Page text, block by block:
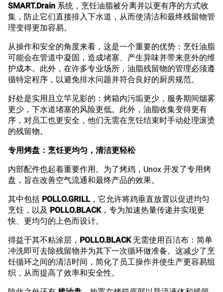
SMART.Drain 系统，烹饪油脂被分离并以更有序的方式收
集，防止它们直接排入下水道，从而使清洁和最终残留物管
理变得更加容易。
从操作和安全的角度来看，这是一个重要的优势：烹饪油脂
可能会在管道中凝固，造成堵塞、产生异味并带来意外的维
护成本。此外，在许多专业场所，油脂残留物的管理必须遵
循特定程序，以避免排水问题并符合良好的厨房规范。
好处是实用且立竿见影的：烤箱内污垢更少，服务期间烟雾
更少，下水道堵塞的风险更低。此外，油脂收集变得更有
序，对员工也更安全，他们无需在烹饪结束时手动处理滚烫
的残留物。
专用烤盘：烹饪更均匀，清洁更轻松
内部配件也起着重要作用。为了烤鸡，Unox 开发了专用烤
盘，旨在改善空气流通和最终产品的效果。
其中包括 POLLO.GRILL ，它允许将鸡垂直放置以促进均匀
烹饪，以及 POLLO.BLACK，专为加速热量传递并实现更
快、更均匀的上色而设计。
得益于其不粘涂层， POLLO.BLACK无需使用百洁布：简单
冲洗即可去除残留物并为其下一次循环做准备。这减少了烹
饪循环之间的清洁时间，简化了员工操作并使生产更容易组
织，从而提高了效率和安全性。